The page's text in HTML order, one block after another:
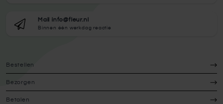
Mail info@fleur.nl
Binnen één werkdag reactie
Bestellen
Bezorgen
Betalen